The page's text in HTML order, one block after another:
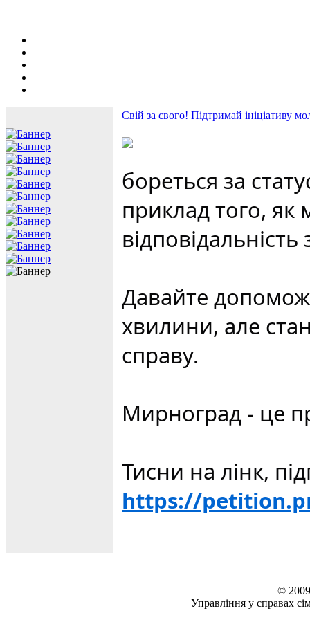
Свій за свого! Підтримай ініціативу
бореться за
приклад того, як
Давайте
хвилини, але
справу.
Мирноград - це
Тисни на лінк,
https://
©
Управління у справах